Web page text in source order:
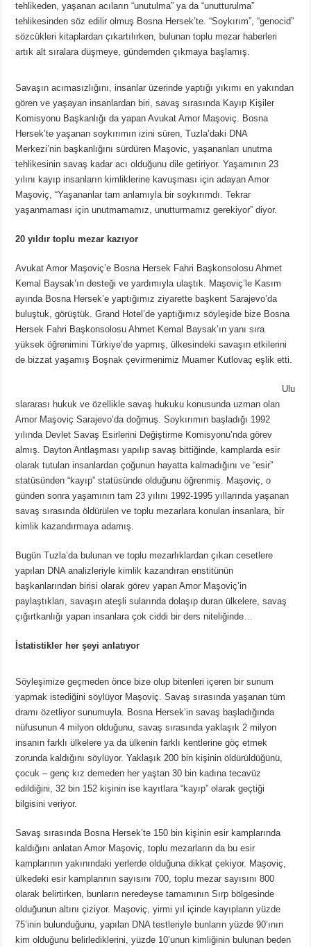
tehlikeden, yaşanan acıların “unutulma” ya da “unutturulma”
tehlikesinden söz edilir olmuş Bosna Hersek’te. “Soykırım”, “genocid”
sözcükleri kitaplardan çıkartılırken, bulunan toplu mezar haberleri
artık alt sıralara düşmeye, gündemden çıkmaya başlamış.
Savaşın acımasızlığını, insanlar üzerinde yaptığı yıkımı en yakından
gören ve yaşayan insanlardan biri, savaş sırasında Kayıp Kişiler
Komisyonu Başkanlığı da yapan Avukat Amor Maşoviç. Bosna
Hersek’te yaşanan soykırımın izini süren, Tuzla’daki DNA
Merkezi’nin başkanlığını sürdüren Maşovic, yaşananları unutma
tehlikesinin savaş kadar acı olduğunu dile getiriyor. Yaşamının 23
yılını kayıp insanların kimliklerine kavuşması için adayan Amor
Maşoviç, “Yaşananlar tam anlamıyla bir soykırımdı. Tekrar
yaşanmaması için unutmamamız, unutturmamız gerekiyor” diyor.
20 yıldır toplu mezar kazıyor
Avukat Amor Maşoviç’e Bosna Hersek Fahri Başkonsolosu Ahmet
Kemal Baysak’ın desteği ve yardımıyla ulaştık. Maşoviç’le Kasım
ayında Bosna Hersek’e yaptığımız ziyarette başkent Sarajevo’da
buluştuk, görüştük. Grand Hotel’de yaptığımız söyleşide bize Bosna
Hersek Fahri Başkonsolosu Ahmet Kemal Baysak’ın yanı sıra
yüksek öğrenimini Türkiye’de yapmış, ülkesindeki savaşın etkilerini
de bizzat yaşamış Boşnak çevirmenimiz Muamer Kutlovaç eşlik etti.
Ulu
slararası hukuk ve özellikle savaş hukuku konusunda uzman olan
Amor Maşoviç Sarajevo’da doğmuş. Soykırımın başladığı 1992
yılında Devlet Savaş Esirlerini Değiştirme Komisyonu’nda görev
almış. Dayton Antlaşması yapılıp savaş bittiğinde, kamplarda esir
olarak tutulan insanlardan çoğunun hayatta kalmadığını ve “esir”
statüsünden “kayıp” statüsünde olduğunu öğrenmiş. Maşoviç, o
günden sonra yaşamının tam 23 yılını 1992-1995 yıllarında yaşanan
savaş sırasında öldürülen ve toplu mezarlara konulan insanlara, bir
kimlik kazandırmaya adamış.
Bugün Tuzla’da bulunan ve toplu mezarlıklardan çıkan cesetlere
yapılan DNA analizleriyle kimlik kazandıran enstitünün
başkanlarından birisi olarak görev yapan Amor Maşoviç’in
paylaştıkları, savaşın ateşli sularında dolaşıp duran ülkelere, savaş
çığırtkanlığı yapan insanlara çok ciddi bir ders niteliğinde…
İstatistikler her şeyi anlatıyor
Söyleşimize geçmeden önce bize olup bitenleri içeren bir sunum
yapmak istediğini söylüyor Maşoviç. Savaş sırasında yaşanan tüm
dramı özetliyor sunumuyla. Bosna Hersek’in savaş başladığında
nüfusunun 4 milyon olduğunu, savaş sırasında yaklaşık 2 milyon
insanın farklı ülkelere ya da ülkenin farklı kentlerine göç etmek
zorunda kaldığını söylüyor. Yaklaşık 200 bin kişinin öldürüldüğünü,
çocuk – genç kız demeden her yaştan 30 bin kadına tecavüz
edildiğini, 32 bin 152 kişinin ise kayıtlara “kayıp” olarak geçtiği
bilgisini veriyor.
Savaş sırasında Bosna Hersek’te 150 bin kişinin esir kamplarında
kaldığını anlatan Amor Maşoviç, toplu mezarların da bu esir
kamplarının yakınındaki yerlerde olduğuna dikkat çekiyor. Maşoviç,
ülkedeki esir kamplarının sayısını 700, toplu mezar sayısını 800
olarak belirtirken, bunların neredeyse tamamının Sırp bölgesinde
olduğunun altını çiziyor. Maşoviç, yirmi yıl içinde kayıpların yüzde
75’inin bulunduğunu, yapılan DNA testleriyle bunların yüzde 90’ının
kim olduğunu belirlediklerini, yüzde 10’unun kimliğinin bulunan beden